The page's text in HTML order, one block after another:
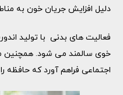
دلیل افزایش جریان خون به
فعالیت های بدنی با تولید
خوی سالمند می شود. همچنین
اجتماعی فراهم آورد که حافظه